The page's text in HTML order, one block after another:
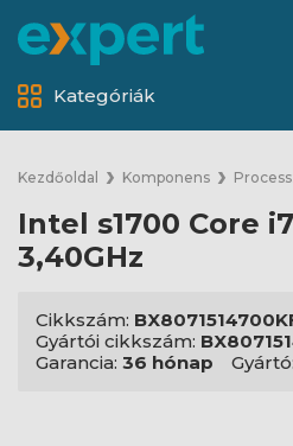
Kategóriák
Kezdőoldal Komponens
Intel s1700 Core
3,40GHz
Cikkszám:
Gyártói cikkszám:
Garancia: 36 hónap Gyártó: